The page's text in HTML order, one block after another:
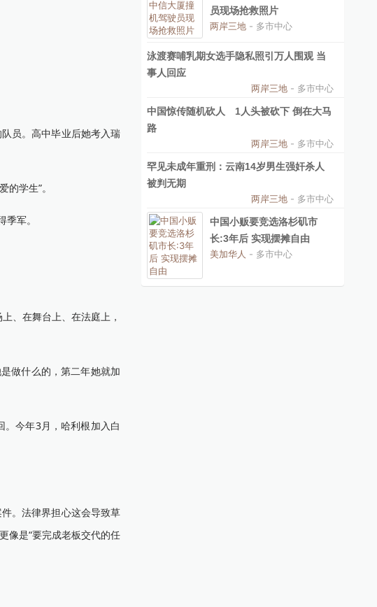
员。高中毕业后她考入瑞
学生”。
军。
、在舞台上、在法庭上，
做什么的，第二年她就加
今年3月，哈利根加入白
。法律界担心这会导致草
像是“要完成老板交代的任
员现场抢救照片
两岸三地 - 多市中心
泳渡赛哺乳期女选手隐私照引万人围观 当
事人回应
两岸三地 - 多市中心
中国惊传随机砍人 1人头被砍下 倒在大马
路
两岸三地 - 多市中心
罕见未成年重刑：云南14岁男生强奸杀人
被判无期
两岸三地 - 多市中心
中国小贩要竞选洛杉矶市
长:3年后 实现摆摊自由
美加华人 - 多市中心